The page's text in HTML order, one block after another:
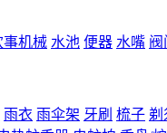
事机械 水池 便器 水嘴 阀
雨衣 雨伞架 牙刷 梳子 剃